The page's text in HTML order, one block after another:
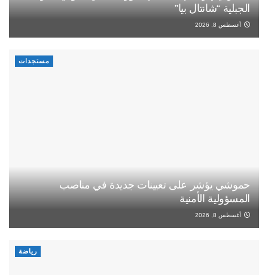
الجبلية “شانتال بيا”
أغسطس 8, 2026
مستجدات
حموشي يؤشر على تعيينات جديدة في مناصب
المسؤولية الأمنية
أغسطس 8, 2026
رياضة